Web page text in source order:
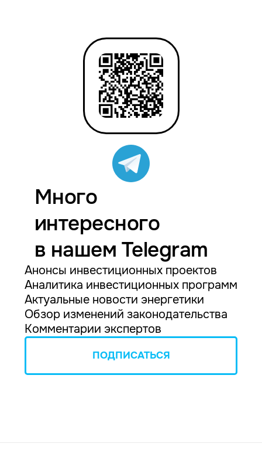
Много
интересного
в нашем Telegram
Анонсы инвестиционных проектов
Аналитика инвестиционных программ
Актуальные новости энергетики
Обзор изменений законодательства
Комментарии экспертов
ПОДПИСАТЬСЯ